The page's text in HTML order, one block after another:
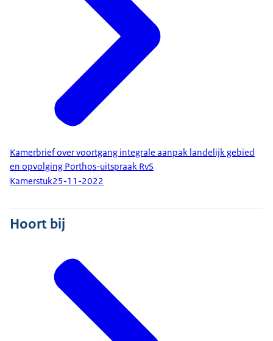
Kamerbrief over voortgang integrale aanpak landelijk gebied
en opvolging Porthos-uitspraak RvS
Kamerstuk25-11-2022
Hoort bij